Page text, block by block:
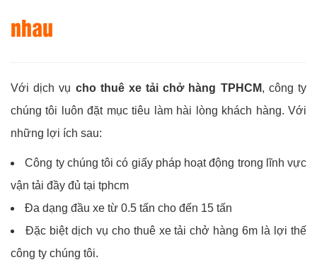
nhau
Với dịch vụ cho thuê xe tải chở hàng TPHCM, công ty
chúng tôi luôn đặt mục tiêu làm hài lòng khách hàng. Với
những lợi ích sau:
Công ty chúng tôi có giấy pháp hoạt động trong lĩnh vực
vận tải đầy đủ tại tphcm
Đa dạng đầu xe từ 0.5 tấn cho đến 15 tấn
Đặc biệt dịch vụ cho thuê xe tải chở hàng 6m là lợi thế
công ty chúng tôi.